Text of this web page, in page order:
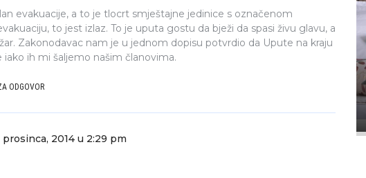
evakuacije, a to je tlocrt smještajne jedinice s označenom
to jest izlaz. To je uputa gostu da bježi da spasi živu glavu, a
Zakonodavac nam je u jednom dopisu potvrdio da Upute na kraju
iako ih mi šaljemo našim članovima.
ODGOVOR
prosinca, 2014 u 2:29 pm
iznajmljivače
AKTUALNOSTI
Posebna promotivna ponuda za